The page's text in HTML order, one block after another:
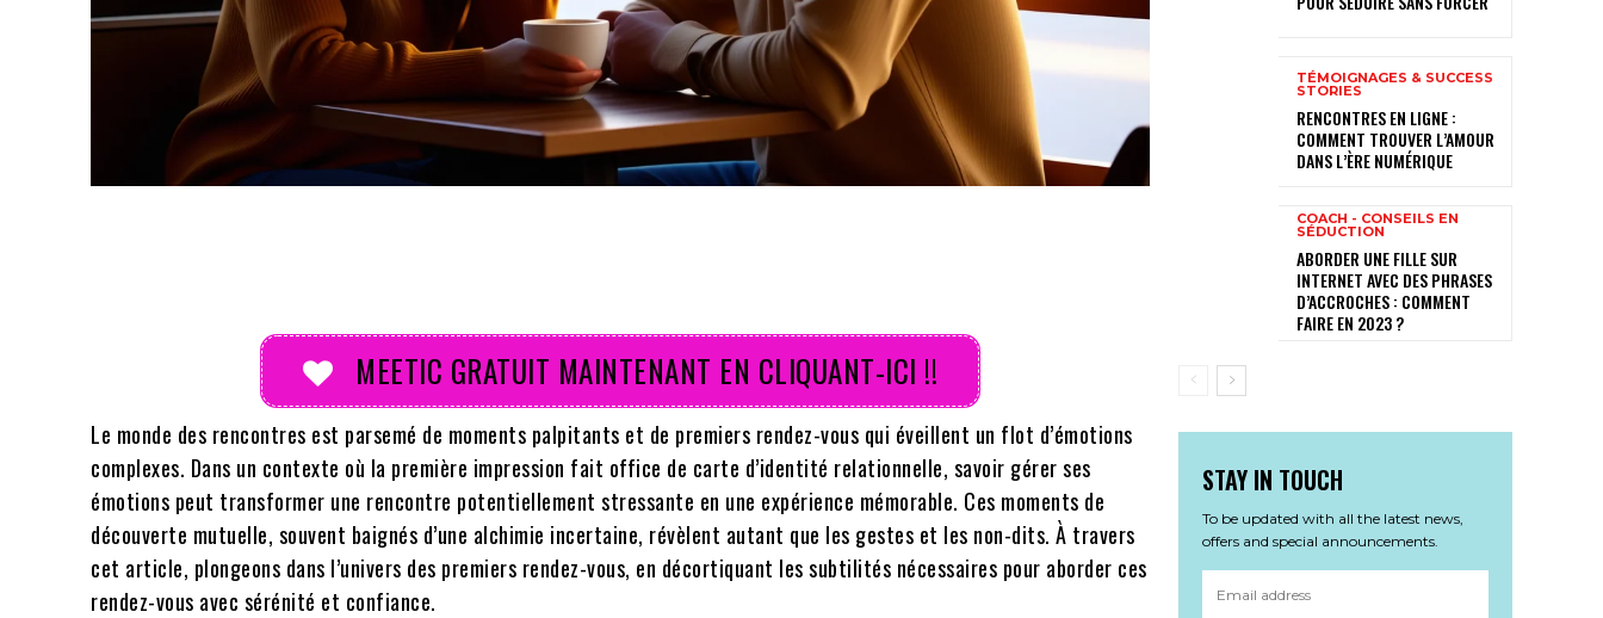
MEETIC GRATUIT MAINTENANT EN CLIQUANT-ICI !!
Le monde des rencontres est parsemé de moments palpitants et de premiers rendez-vous qui éveillent un flot d’émotions
complexes. Dans un contexte où la première impression fait office de carte d’identité relationnelle, savoir gérer ses
émotions peut transformer une rencontre potentiellement stressante en une expérience mémorable. Ces moments de
découverte mutuelle, souvent baignés d’une alchimie incertaine, révèlent autant que les gestes et les non-dits. À travers
cet article, plongeons dans l’univers des premiers rendez-vous, en décortiquant les subtilités nécessaires pour aborder ces
rendez-vous avec sérénité et confiance.
TÉMOIGNAGES & SUCCESS
STORIES
RENCONTRES EN LIGNE :
COMMENT TROUVER L’AMOUR
DANS L’ÈRE NUMÉRIQUE
COACH - CONSEILS EN
SÉDUCTION
ABORDER UNE FILLE SUR
INTERNET AVEC DES PHRASES
D’ACCROCHES : COMMENT
FAIRE EN 2023 ?
STAY IN TOUCH
To be updated with all the latest news,
offers and special announcements.